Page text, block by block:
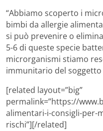
“Abbiamo scoperto i
bimbi da allergie
si può prevenire o
5-6 di queste specie
microrganismi stiamo
immunitario del soggetto
[related layout=”big”
permalink=”https://
alimentari-i-consigli-per-
rischi”][/related]